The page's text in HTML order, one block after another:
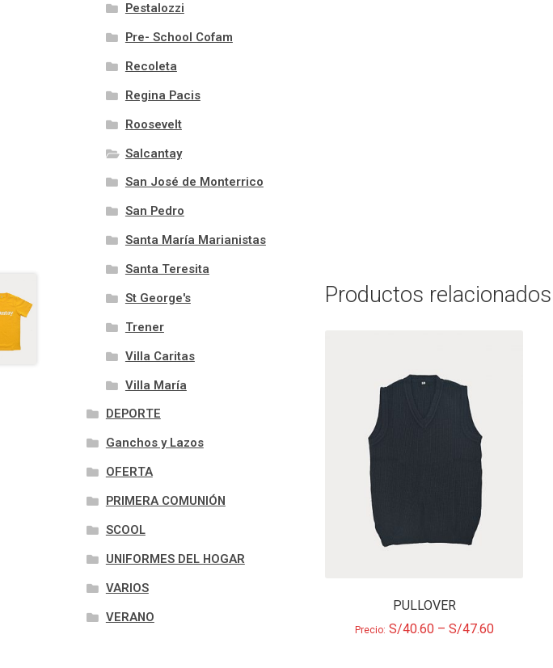
Productos relacionados
PULLOVER
Precio: S/40.60– S/47.60
Pestalozzi
Pre- School Cofam
Recoleta
Regina Pacis
Roosevelt
Salcantay
San José de Monterrico
San Pedro
Santa María Marianistas
Santa Teresita
St George's
Trener
Villa Caritas
Villa María
DEPORTE
Ganchos y Lazos
OFERTA
PRIMERA COMUNIÓN
SCOOL
UNIFORMES DEL HOGAR
VARIOS
VERANO